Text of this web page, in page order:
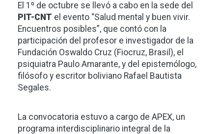
El 1º de octubre se llevó a cabo en la sede del
PIT-CNT el evento “Salud mental y buen vivir.
Encuentros posibles”, que contó con la
participación del profesor e investigador de la
Fundación Oswaldo Cruz (Fiocruz, Brasil), el
psiquiatra Paulo Amarante, y del epistemólogo,
filósofo y escritor boliviano Rafael Bautista
Segales.
La convocatoria estuvo a cargo de APEX, un
programa interdisciplinario integral de la